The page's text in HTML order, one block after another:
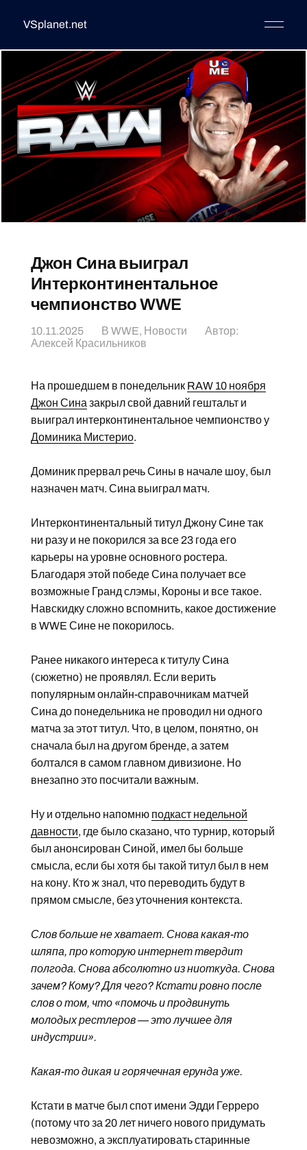
VSplanet.net
Джон Сина выиграл
Интерконтинентальное
чемпионство WWE
10.11.2025 В WWE, Новости
Автор:
Алексей Красильников
На прошедшем в понедельник RAW 10 ноября
Джон Сина закрыл свой давний гештальт и
выиграл интерконтинентальное чемпионство у
Доминика Мистерио.
Доминик прервал речь Сины в начале шоу, был
назначен матч. Сина выиграл матч.
Интерконтинентальный титул Джону Сине так
ни разу и не покорился за все 23 года его
карьеры на уровне основного ростера.
Благодаря этой победе Сина получает все
возможные Гранд слэмы, Короны и все такое.
Навскидку сложно вспомнить, какое достижение
в WWE Сине не покорилось.
Ранее никакого интереса к титулу Сина
(сюжетно) не проявлял. Если верить
популярным онлайн-справочникам матчей
Сина до понедельника не проводил ни одного
матча за этот титул. Что, в целом, понятно, он
сначала был на другом бренде, а затем
болтался в самом главном дивизионе. Но
внезапно это посчитали важным.
Ну и отдельно напомню подкаст недельной
давности, где было сказано, что турнир, который
был анонсирован Синой, имел бы больше
смысла, если бы хотя бы такой титул был в нем
на кону. Кто ж знал, что переводить будут в
прямом смысле, без уточнения контекста.
Слов больше не хватает. Снова какая-то
шляпа, про которую интернет твердит
полгода. Снова абсолютно из ниоткуда. Снова
зачем? Кому? Для чего? Кстати ровно после
слов о том, что «помочь и продвинуть
молодых рестлеров — это лучшее для
индустрии».
Какая-то дикая и горячечная ерунда уже.
Кстати в матче был спот имени Эдди Герреро
(потому что за 20 лет ничего нового придумать
невозможно, а эксплуатировать старинные